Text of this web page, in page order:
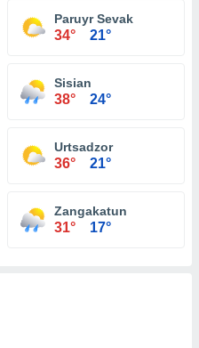
Paruyr Sevak
34° 21°
Sisian
38° 24°
Urtsadzor
36° 21°
Zangakatun
31° 17°